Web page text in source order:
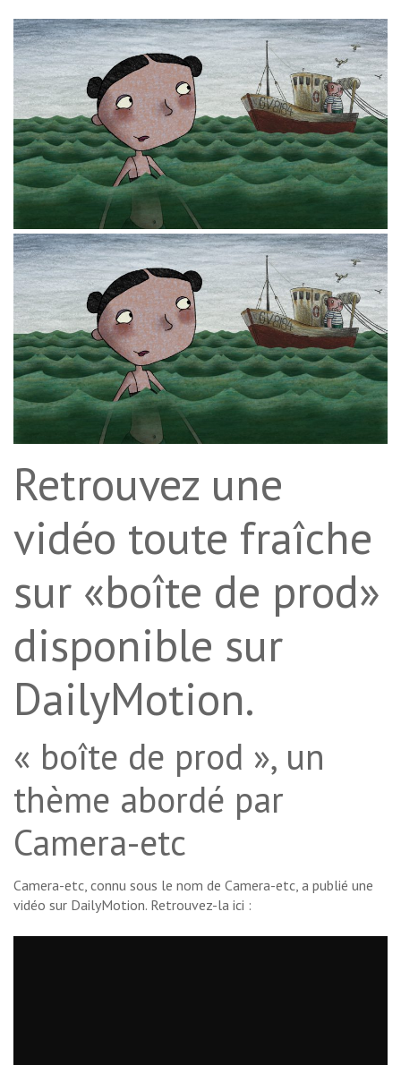
Retrouvez une
vidéo toute fraîche
sur «boîte de prod»
disponible sur
DailyMotion.
« boîte de prod », un
thème abordé par
Camera-etc
Camera-etc, connu sous le nom de Camera-etc, a publié une
vidéo sur DailyMotion. Retrouvez-la ici :